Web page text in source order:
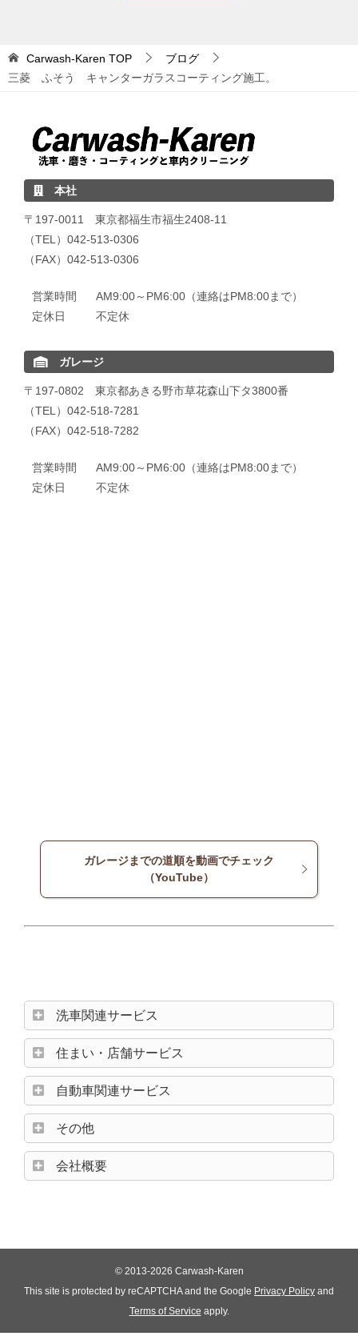
Carwash-Karen TOP
ブログ
三菱 ふそう キャンターガラスコーティング施工。
本社
〒197-0011 東京都福生市福生2408-11
（TEL）042-513-0306
（FAX）042-513-0306
営業時間
AM9:00～PM6:00（連絡はPM8:00まで）
定休日
不定休
ガレージ
〒197-0802 東京都あきる野市草花森山下タ3800番
（TEL）042-518-7281
（FAX）042-518-7282
営業時間
AM9:00～PM6:00（連絡はPM8:00まで）
定休日
不定休
ガレージまでの道順を動画でチェック
（YouTube）
洗車関連サービス
住まい・店舗サービス
自動車関連サービス
その他
会社概要
© 2013-2026 Carwash-Karen
This site is protected by reCAPTCHA and the Google Privacy Policy and
Terms of Service apply.